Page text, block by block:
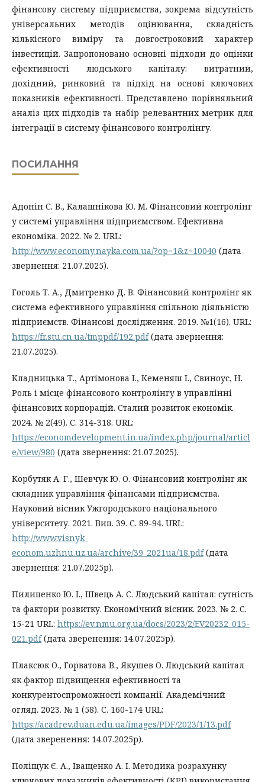
фінансову систему підприємства, зокрема відсутність
універсальних методів оцінювання, складність
кількісного виміру та довгостроковий характер
інвестицій. Запропоновано основні підходи до оцінки
ефективності людського капіталу: витратний,
дохідний, ринковий та підхід на основі ключових
показників ефективності. Представлено порівняльний
аналіз цих підходів та набір релевантних метрик для
інтеграції в систему фінансового контролінгу.
ПОСИЛАННЯ
Адонін С. В., Калашнікова Ю. М. Фінансовий контролінг
у системі управління підприємством. Ефективна
економіка. 2022. № 2. URL:
http://www.economy.nayka.com.ua/?op=1&z=10040 (дата
звернення: 21.07.2025).
Гоголь Т. А., Дмитренко Д. В. Фінансовий контролінг як
система ефективного управління спільною діяльністю
підприємств. Фінансові дослідження. 2019. №1(16). URL:
https://fr.stu.cn.ua/tmppdf/192.pdf(дата звернення:
21.07.2025).
Кладницька Т., Артімонова І., Кеменяш І., Свиноус, Н.
Роль і місце фінансового контролінгу в управлінні
фінансових корпорацій. Сталий розвиток економік.
2024. № 2(49). С. 314-318. URL:
https://economdevelopment.in.ua/index.php/journal/articl
e/view/980 (дата звернення: 21.07.2025).
Корбутяк А. Г., Шевчук Ю. О. Фінансовий контролінг як
складник управління фінансами підприємства.
Науковий вісник Ужгородського національного
університету. 2021. Вип. 39. С. 89-94. URL:
http://www.visnyk-
econom.uzhnu.uz.ua/archive/39_2021ua/18.pdf(дата
звернення: 21.07.2025р).
Пилипенко Ю. І., Швець А. С. Людський капітал: сутність
та фактори розвитку. Економічний вісник. 2023. № 2. С.
15-21 URL: https://ev.nmu.org.ua/docs/2023/2/EV20232_015-
021.pdf(дата зверенення: 14.07.2025р).
Плаксюк О., Горватова В., Якушев О. Людський капітал
як фактор підвищення ефективності та
конкурентоспроможності компанії. Академічний
огляд. 2023. № 1 (58). С. 160-174 URL:
https://acadrev.duan.edu.ua/images/PDF/2023/1/13.pdf
(дата зверенення: 14.07.2025р).
Поліщук Є. А., Іващенко А. І. Методика розрахунку